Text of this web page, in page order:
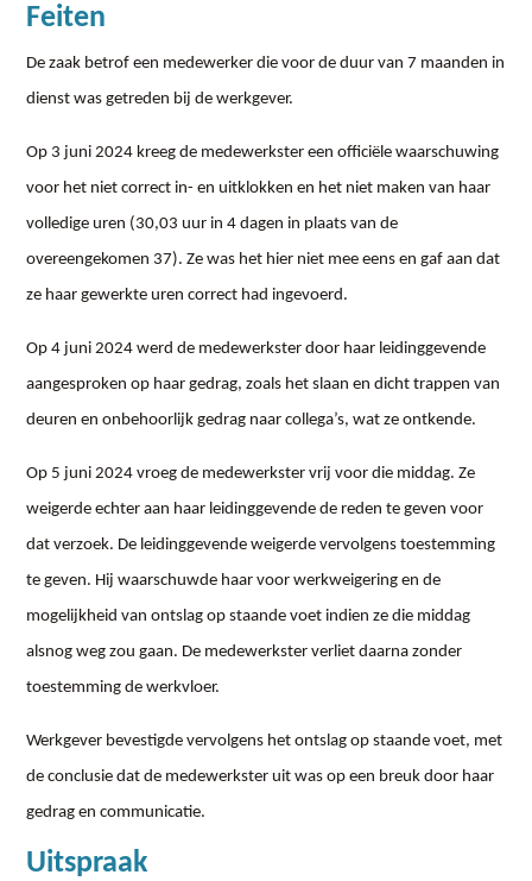
Feiten
De zaak betrof een medewerker die voor de duur van 7 maanden in
dienst was getreden bij de werkgever.
Op 3 juni 2024 kreeg de medewerkster een officiële waarschuwing
voor het niet correct in- en uitklokken en het niet maken van haar
volledige uren (30,03 uur in 4 dagen in plaats van de
overeengekomen 37). Ze was het hier niet mee eens en gaf aan dat
ze haar gewerkte uren correct had ingevoerd.
Op 4 juni 2024 werd de medewerkster door haar leidinggevende
aangesproken op haar gedrag, zoals het slaan en dicht trappen van
deuren en onbehoorlijk gedrag naar collega’s, wat ze ontkende.
Op 5 juni 2024 vroeg de medewerkster vrij voor die middag. Ze
weigerde echter aan haar leidinggevende de reden te geven voor
dat verzoek. De leidinggevende weigerde vervolgens toestemming
te geven. Hij waarschuwde haar voor werkweigering en de
mogelijkheid van ontslag op staande voet indien ze die middag
alsnog weg zou gaan. De medewerkster verliet daarna zonder
toestemming de werkvloer.
Werkgever bevestigde vervolgens het ontslag op staande voet, met
de conclusie dat de medewerkster uit was op een breuk door haar
gedrag en communicatie.
Uitspraak